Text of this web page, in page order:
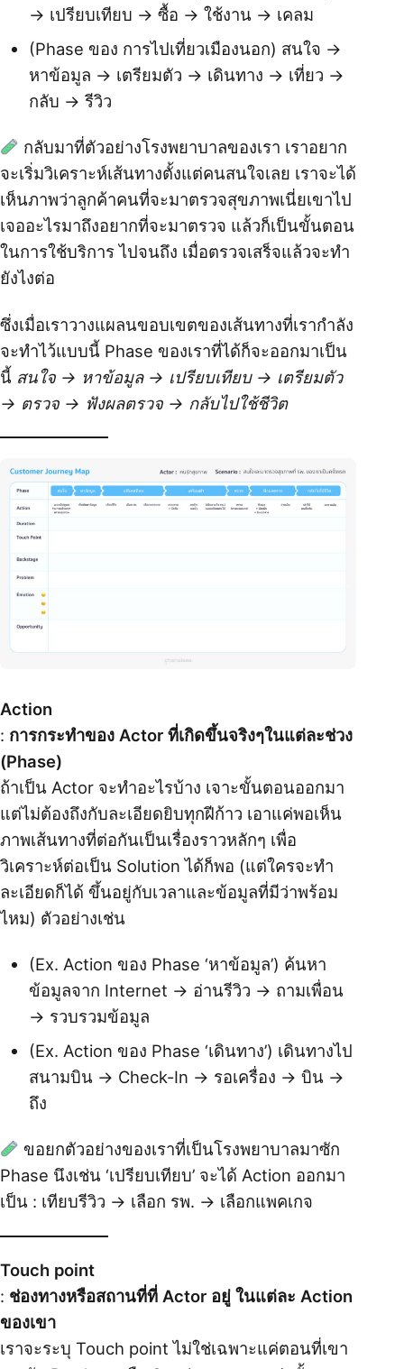
→ เปรียบเทียบ → ซื้อ → ใช้งาน → เคลม
(Phase ของ การไปเที่ยวเมืองนอก) สนใจ →
หาข้อมูล → เตรียมตัว → เดินทาง → เที่ยว →
กลับ → รีวิว
กลับมาที่ตัวอย่างโรงพยาบาลของเรา เราอยาก
จะเริ่มวิเคราะห์เส้นทางตั้งแต่คนสนใจเลย เราจะได้
เห็นภาพว่าลูกค้าคนที่จะมาตรวจสุขภาพเนี่ยเขาไป
เจออะไรมาถึงอยากที่จะมาตรวจ แล้วก็เป็นขั้นตอน
ในการใช้บริการ ไปจนถึง เมื่อตรวจเสร็จแล้วจะทำ
ยังไงต่อ
ซึ่งเมื่อเราวางแผลนขอบเขตของเส้นทางที่เรากำลัง
จะทำไว้แบบนี้ Phase ของเราที่ได้ก็จะออกมาเป็น
นี้ สนใจ → หาข้อมูล → เปรียบเทียบ → เตรียมตัว
→ ตรวจ → ฟังผลตรวจ → กลับไปใช้ชีวิต
Action
: การกระทำของ Actor ที่เกิดขึ้นจริงๆในแต่ละช่วง
(Phase)
ถ้าเป็น Actor จะทำอะไรบ้าง เจาะขั้นตอนออกมา
แต่ไม่ต้องถึงกับละเอียดยิบทุกฝีก้าว เอาแค่พอเห็น
ภาพเส้นทางที่ต่อกันเป็นเรื่องราวหลักๆ เพื่อ
วิเคราะห์ต่อเป็น Solution ได้ก็พอ (แต่ใครจะทำ
ละเอียดก็ได้ ขึ้นอยู่กับเวลาและข้อมูลที่มีว่าพร้อม
ไหม) ตัวอย่างเช่น
(Ex. Action ของ Phase ‘หาข้อมูล’) ค้นหา
ข้อมูลจาก Internet → อ่านรีวิว → ถามเพื่อน
→ รวบรวมข้อมูล
(Ex. Action ของ Phase ‘เดินทาง’) เดินทางไป
สนามบิน → Check-In → รอเครื่อง → บิน →
ถึง
ขอยกตัวอย่างของเราที่เป็นโรงพยาบาลมาซัก
Phase นึงเช่น ‘เปรียบเทียบ’ จะได้ Action ออกมา
เป็น : เทียบรีวิว → เลือก รพ. → เลือกแพคเกจ
Touch point
: ช่องทางหรือสถานที่ที่ Actor อยู่ ในแต่ละ Action
ของเขา
เราจะระบุ Touch point ไม่ใช่เฉพาะแค่ตอนที่เขา